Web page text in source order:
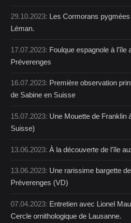
29.10.2023: Les Cormorans
Léman.
17.07.2023: Foulque espagnole à l'île
Préverenges
16.07.2023: Première observation
de Sabine en Suisse
15.07.2023: Une Mouette de Franklin
Suisse)
13.06.2023:À la découverte de l'île
13.06.2023: Une rarissime bargette
Préverenges (VD)
07.04.2023: Entretien avec Lionel
Cercle ornithologique de Lausanne.